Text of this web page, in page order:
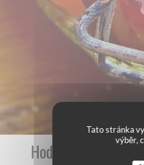
Tato stránka
výběr,
Hodnocení našich